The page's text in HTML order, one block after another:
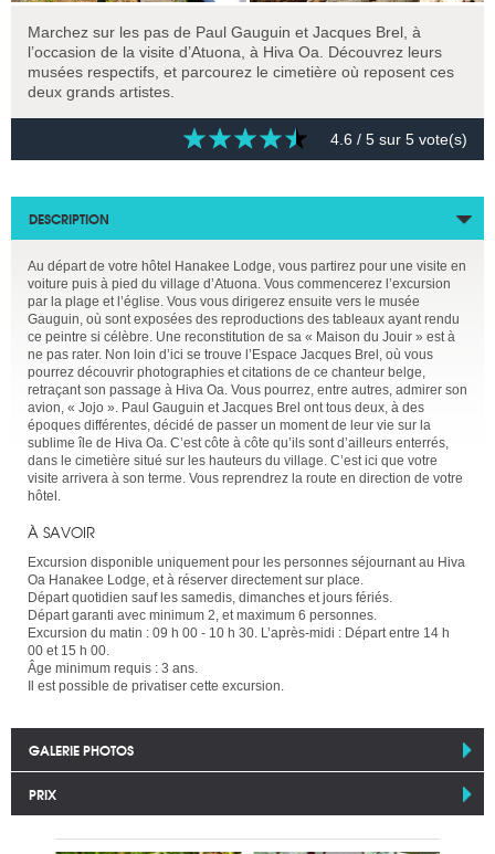
Marchez sur les pas de Paul Gauguin et Jacques Brel, à
l’occasion de la visite d’Atuona, à Hiva Oa. Découvrez leurs
musées respectifs, et parcourez le cimetière où reposent ces
deux grands artistes.
4.6 / 5 sur 5 vote(s)
DESCRIPTION
Au départ de votre hôtel Hanakee Lodge, vous partirez pour une visite en
voiture puis à pied du village d’Atuona. Vous commencerez l’excursion
par la plage et l’église. Vous vous dirigerez ensuite vers le musée
Gauguin, où sont exposées des reproductions des tableaux ayant rendu
ce peintre si célèbre. Une reconstitution de sa « Maison du Jouir » est à
ne pas rater. Non loin d’ici se trouve l’Espace Jacques Brel, où vous
pourrez découvrir photographies et citations de ce chanteur belge,
retraçant son passage à Hiva Oa. Vous pourrez, entre autres, admirer son
avion, « Jojo ». Paul Gauguin et Jacques Brel ont tous deux, à des
époques différentes, décidé de passer un moment de leur vie sur la
sublime île de Hiva Oa. C’est côte à côte qu’ils sont d’ailleurs enterrés,
dans le cimetière situé sur les hauteurs du village. C’est ici que votre
visite arrivera à son terme. Vous reprendrez la route en direction de votre
hôtel.
À SAVOIR
Excursion disponible uniquement pour les personnes séjournant au Hiva
Oa Hanakee Lodge, et à réserver directement sur place.
Départ quotidien sauf les samedis, dimanches et jours fériés.
Départ garanti avec minimum 2, et maximum 6 personnes.
Excursion du matin : 09 h 00 - 10 h 30. L’après-midi : Départ entre 14 h
00 et 15 h 00.
Âge minimum requis : 3 ans.
Il est possible de privatiser cette excursion.
GALERIE PHOTOS
PRIX